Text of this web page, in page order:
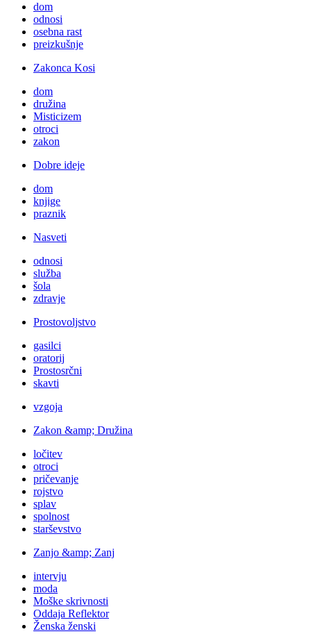
dom
odnosi
osebna rast
preizkušnje
Zakonca Kosi
dom
družina
Misticizem
otroci
zakon
Dobre ideje
dom
knjige
praznik
Nasveti
odnosi
služba
šola
zdravje
Prostovoljstvo
gasilci
oratorij
Prostosrčni
skavti
vzgoja
Zakon &amp; Družina
ločitev
otroci
pričevanje
rojstvo
splav
spolnost
starševstvo
Zanjo &amp; Zanj
intervju
moda
Moške skrivnosti
Oddaja Reflektor
Ženska ženski